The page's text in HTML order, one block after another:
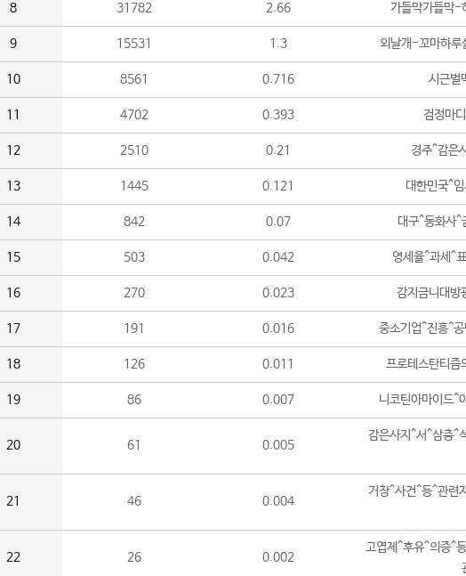
8 31782 2.66 가들막가들막-
9 15531 1.3 외날개-꼬마하루
10 8561 0.716 시근벌
11 4702 0.393 검정마
12 2510 0.21 경주^감은
13 1445 0.121 대한민국^
14 842 0.07 대구^동화사^
15 503 0.042 영세율^과세^
16 270 0.023 감지금니대방
17 191 0.016 중소기업^진흥^
18 126 0.011 프로테스탄티즘
19 86 0.007 니코틴아마이드^
20 61 0.005
감은사지^서^삼층^
21 46 0.004
거창^사건^등^관련
22 26 0.002
고엽제^후유^의증^